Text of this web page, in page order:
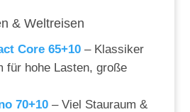
& Weltreisen
Core 65+10– Klassiker
für hohe Lasten, große
70+10– Viel Stauraum &